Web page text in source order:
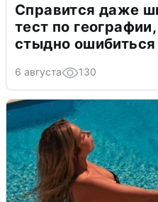
Справится даже
тест по
стыдно ошибиться
6 августа 130